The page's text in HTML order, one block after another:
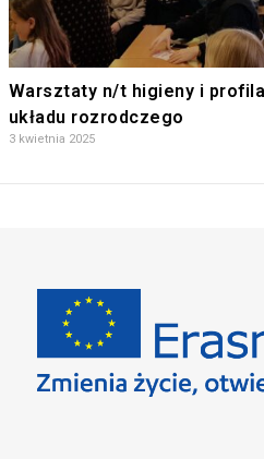
Warsztaty n/t higieny i
układu rozrodczego
3 kwietnia 2025